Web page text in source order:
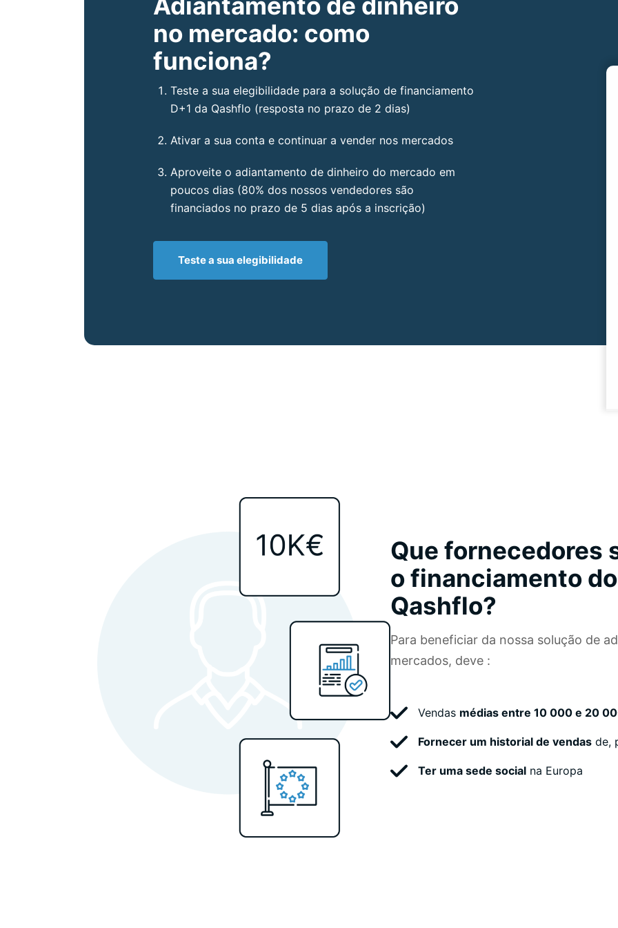
no mercado: como
funciona?
Teste a sua elegibilidade para a solução de financiamento
D+1 da Qashflo (resposta no prazo de 2 dias)
Ativar a sua conta e continuar a vender nos mercados
Aproveite o adiantamento de dinheiro do mercado em
poucos dias (80% dos nossos vendedores são
financiados no prazo de 5 dias após a inscrição)
Teste a sua elegibilidade
Que fornecedores
o financiamento
Qashflo?
Para beneficiar da nossa solução de
mercados, deve :
Vendas médias entre 10 000 e 20
Fornecer um historial de vendasde,
Ter uma sede socialna Europa